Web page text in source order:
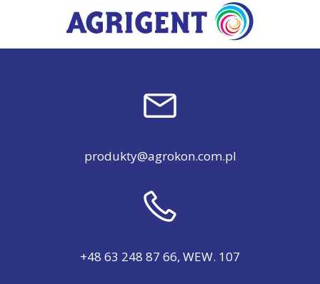
produkty@agrokon.com.pl
+48 63 248 87 66, WEW. 107